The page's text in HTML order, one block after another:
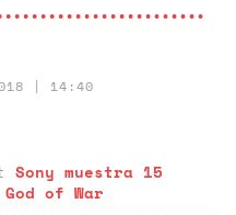
| 14:40
Sony muestra 15
of War